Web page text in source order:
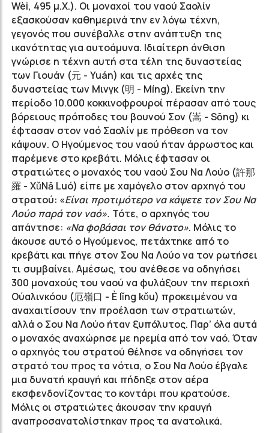
Wèi, 495 μ.Χ.). Οι μοναχοί του ναού Σαολίν
εξασκούσαν καθημερινά την εν λόγω τέχνη,
γεγονός που συνέβαλλε στην ανάπτυξη της
ικανότητας για αυτοάμυνα. Ιδιαίτερη άνθιση
γνώρισε η τέχνη αυτή στα τέλη της δυναστείας
των Γιουάν (元 - Yuán) και τις αρχές της
δυναστείας των Μινγκ (明 - Míng). Εκείνη την
περίοδο 10.000 κοκκινοφρουροί πέρασαν από τους
βόρειους πρόποδες του βουνού Σον (嵩 - Sōng) κι
έφτασαν στον ναό Σαολίν με πρόθεση να τον
κάψουν. Ο Ηγούμενος του ναού ήταν άρρωστος και
παρέμενε στο κρεβάτι. Μόλις έφτασαν οι
στρατιώτες ο μοναχός του ναού Σου Να Λούο (許那
羅 - XǔNā Luó) είπε με χαμόγελο στον αρχηγό του
στρατού: «Είναι προτιμότερο να κάψετε τον Σου Να
Λούο παρά τον ναό». Τότε, ο αρχηγός του
απάντησε: «Να φοβάσαι τον θάνατο». Μόλις το
άκουσε αυτό ο Ηγούμενος, πετάχτηκε από το
κρεβάτι και πήγε στον Σου Να Λούο να τον ρωτήσει
τι συμβαίνει. Αμέσως, του ανέθεσε να οδηγήσει
300 μοναχούς του ναού να φυλάξουν την περιοχή
Ούαλινκόου (厄嶺口 - È lǐng kǒu) προκειμένου να
αναχαιτίσουν την προέλαση των στρατιωτών,
αλλά ο Σου Να Λούο ήταν ξυπόλυτος. Παρ’ όλα αυτά
ο μοναχός αναχώρησε με ηρεμία από τον ναό. Όταν
ο αρχηγός του στρατού θέλησε να οδηγήσει τον
στρατό του προς τα νότια, ο Σου Να Λούο έβγαλε
μια δυνατή κραυγή και πήδηξε στον αέρα
εκσφενδονίζοντας το κοντάρι που κρατούσε.
Μόλις οι στρατιώτες άκουσαν την κραυγή
αναπροσανατολίστηκαν προς τα ανατολικά.